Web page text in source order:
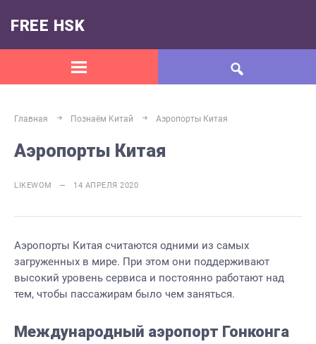
FREE HSK
Главная Познаём Kитай Аэропорты Китая
Аэропорты Китая
LIKEWOM — 14 АПРЕЛЯ 2020
Аэропорты Китая считаются одними из самых
загруженных в мире. При этом они поддерживают
высокий уровень сервиса и постоянно работают над
тем, чтобы пассажирам было чем заняться.
Международный аэропорт Гонконга